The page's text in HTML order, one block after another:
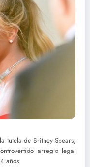
tutela de Britney Spears,
arreglo legal
años.